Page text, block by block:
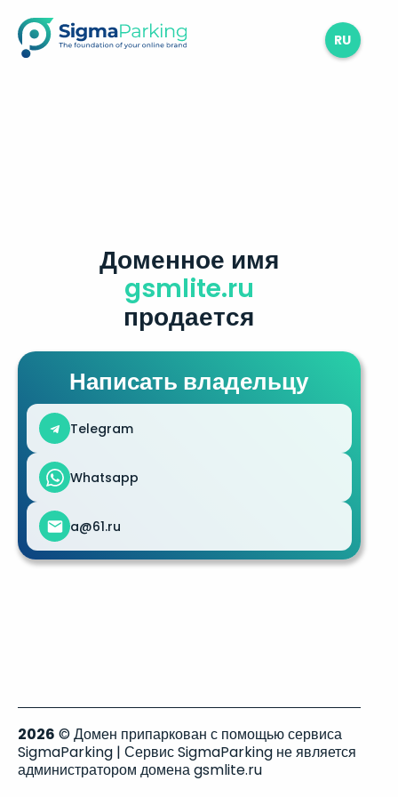
RU
Доменное имя
gsmlite.ru
продается
Написать владельцу
Telegram
Whatsapp
a@61.ru
2026 © Домен припаркован с помощью сервиса
SigmaParking | Сервис SigmaParking не является
администратором домена gsmlite.ru